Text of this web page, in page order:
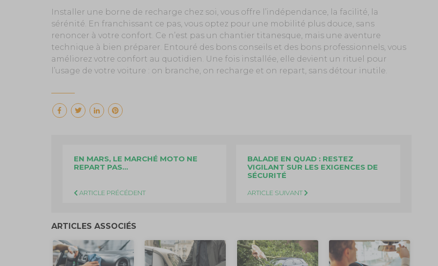
Installer une borne de recharge chez soi, vous offre l’indépendance, la facilité, la
sérénité. En franchissant ce pas, vous optez pour une mobilité plus douce, sans
renoncer à votre confort. Ce n’est pas un chantier titanesque, mais une aventure
technique à bien préparer. Entouré des bons conseils et des bons professionnels, vous
améliorez votre confort au quotidien. Une fois installée, elle devient un rituel pour
l’usage de votre voiture : on branche, on recharge et on repart, sans détour inutile.
EN MARS, LE MARCHÉ MOTO NE
REPART PAS…
ARTICLE PRÉCÉDENT
BALADE EN QUAD : RESTEZ
VIGILANT SUR LES EXIGENCES DE
SÉCURITÉ
ARTICLE SUIVANT
ARTICLES ASSOCIÉS